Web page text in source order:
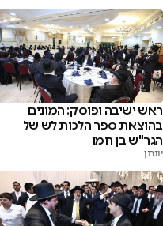
ראש ישיבה ופוסק: המונים
בהוצאת ספר הלכות לש של
הגר"ש בן חמו
יונתן